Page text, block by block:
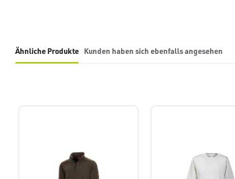
Ähnliche Produkte Kunden haben sich ebenfalls angesehen